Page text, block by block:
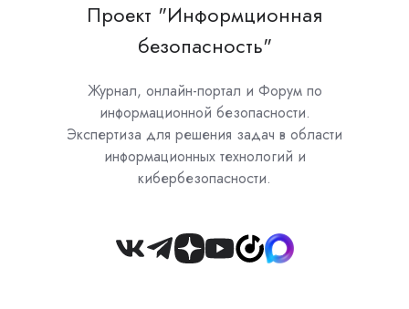
Проект "Информционная
безопасность"
Журнал, онлайн-портал и Форум по
информационной безопасности.
Экспертиза для решения задач в области
информационных технологий и
кибербезопасности.
Join